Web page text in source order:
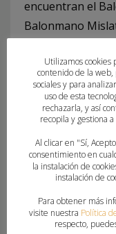
encuentran el
Balonmano
mental de toda
un centenar de
iniciativa que
entidades.
Pedro Fuertes,
Balonmano de
que el
balonmano
Utilizamos cookies
contenido de la web,
sociales y para
uso de esta
rechazarla, y así
recopila y gestiona
Al clicar en "Sí,
consentimiento en
la instalación de
instalación de
Para obtener más
visite nuestra Política
respecto,